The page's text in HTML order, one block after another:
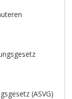
(ASVG)